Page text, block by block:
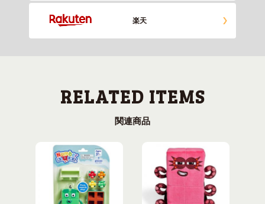
楽天
関連商品